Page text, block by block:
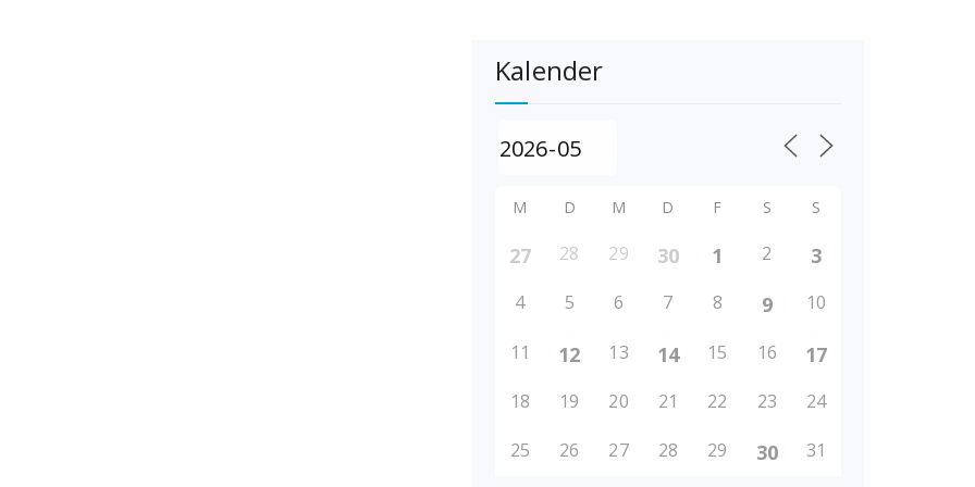
Kalender
M D M D F S S
27 28 29 30 1 2 3
4 5 6 7 8 9 10
11 12 13 14 15 16 17
18 19 20 21 22 23 24
25 26 27 28 29 30 31